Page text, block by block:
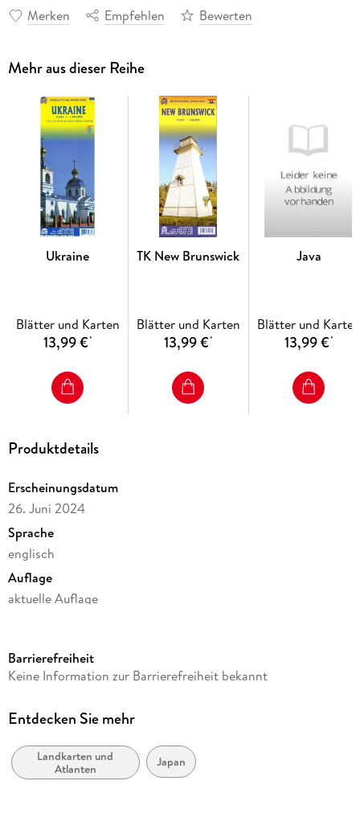
Merken Empfehlen Bewerten
Mehr aus dieser Reihe
Ukraine
Blätter und Karten
13,99 €*
TK New Brunswick
Blätter und Karten
13,99 €*
Java
Blätter und Karten
13,99 €*
Produktdetails
Erscheinungsdatum
26. Juni 2024
Sprache
englisch
Auflage
aktuelle Auflage
Verlag/Hersteller
Produktart
Maßstab
1:700000
Barrierefreiheit
Keine Information zur Barrierefreiheit bekannt
Entdecken Sie mehr
Landkarten und
Atlanten
Japan